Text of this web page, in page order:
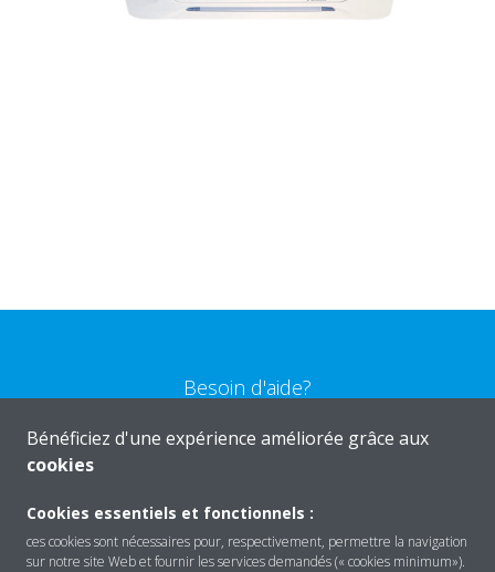
Besoin d'aide?
CONTACTEZ-NOUS
Bénéficiez d'une expérience améliorée grâce aux
cookies
Cookies essentiels et fonctionnels :
ces cookies sont nécessaires pour, respectivement, permettre la navigation
sur notre site Web et fournir les services demandés (« cookies minimum»).